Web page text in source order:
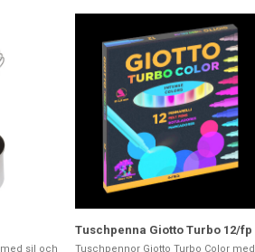
sil och
Tuschpenna Giotto Turbo 12/fp
Tuschpennor Giotto Turbo Color med